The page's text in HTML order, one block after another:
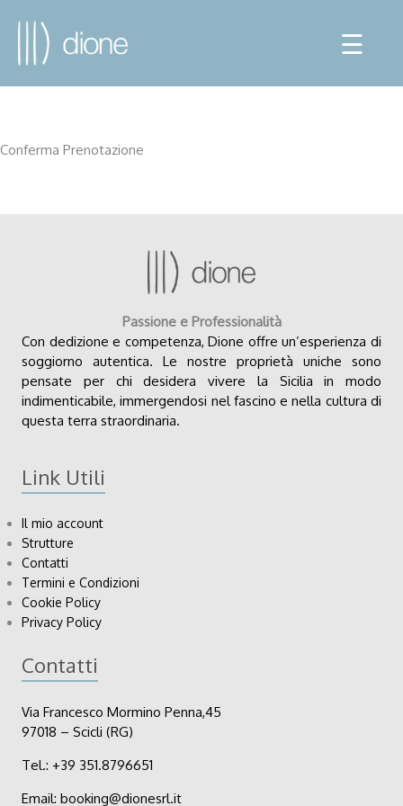
☰
Conferma Prenotazione
Passione e Professionalità
Con dedizione e competenza, Dione offre un’esperienza di
soggiorno autentica. Le nostre proprietà uniche sono
pensate per chi desidera vivere la Sicilia in modo
indimenticabile, immergendosi nel fascino e nella cultura di
questa terra straordinaria.
Link Utili
Il mio account
Strutture
Contatti
Termini e Condizioni
Cookie Policy
Privacy Policy
Contatti
Via Francesco Mormino Penna,45
97018 – Scicli (RG)
Tel.: +39 351.8796651
Email: booking@dionesrl.it